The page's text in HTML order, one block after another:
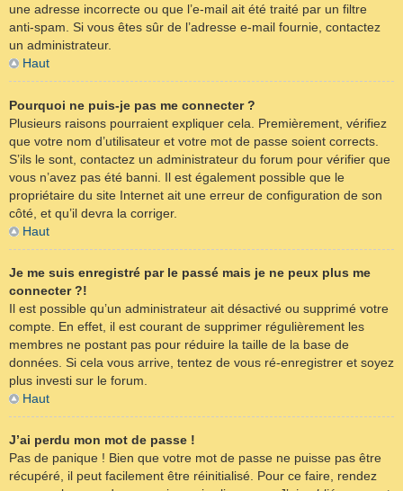
une adresse incorrecte ou que l’e-mail ait été traité par un filtre
anti-spam. Si vous êtes sûr de l’adresse e-mail fournie, contactez
un administrateur.
Haut
Pourquoi ne puis-je pas me connecter ?
Plusieurs raisons pourraient expliquer cela. Premièrement, vérifiez
que votre nom d’utilisateur et votre mot de passe soient corrects.
S’ils le sont, contactez un administrateur du forum pour vérifier que
vous n’avez pas été banni. Il est également possible que le
propriétaire du site Internet ait une erreur de configuration de son
côté, et qu’il devra la corriger.
Haut
Je me suis enregistré par le passé mais je ne peux plus me
connecter ?!
Il est possible qu’un administrateur ait désactivé ou supprimé votre
compte. En effet, il est courant de supprimer régulièrement les
membres ne postant pas pour réduire la taille de la base de
données. Si cela vous arrive, tentez de vous ré-enregistrer et soyez
plus investi sur le forum.
Haut
J’ai perdu mon mot de passe !
Pas de panique ! Bien que votre mot de passe ne puisse pas être
récupéré, il peut facilement être réinitialisé. Pour ce faire, rendez